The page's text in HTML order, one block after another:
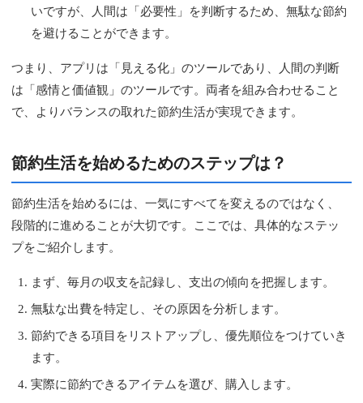
いですが、人間は「必要性」を判断するため、無駄な節約
を避けることができます。
つまり、アプリは「見える化」のツールであり、人間の判断
は「感情と価値観」のツールです。両者を組み合わせること
で、よりバランスの取れた節約生活が実現できます。
節約生活を始めるためのステップは？
節約生活を始めるには、一気にすべてを変えるのではなく、
段階的に進めることが大切です。ここでは、具体的なステッ
プをご紹介します。
まず、毎月の収支を記録し、支出の傾向を把握します。
無駄な出費を特定し、その原因を分析します。
節約できる項目をリストアップし、優先順位をつけていき
ます。
実際に節約できるアイテムを選び、購入します。